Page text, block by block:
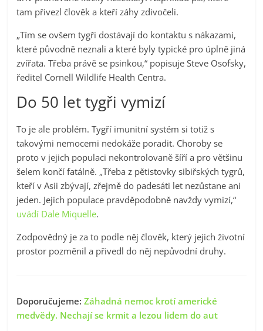
tam přivezl člověk a kteří záhy zdivočeli.
„Tím se ovšem tygři dostávají do kontaktu s nákazami,
které původně neznali a které byly typické pro úplně jiná
zvířata. Třeba právě se psinkou,“ popisuje Steve Osofsky,
ředitel Cornell Wildlife Health Centra.
Do 50 let tygři vymizí
To je ale problém. Tygří imunitní systém si totiž s
takovými nemocemi nedokáže poradit. Choroby se
proto v jejich populaci nekontrolovaně šíří a pro většinu
šelem končí fatálně. „Třeba z pětistovky sibiřských tygrů,
kteří v Asii zbývají, zřejmě do padesáti let nezůstane ani
jeden. Jejich populace pravděpodobně navždy vymizí,“
uvádí Dale Miquelle.
Zodpovědný je za to podle něj člověk, který jejich životní
prostor pozměnil a přivedl do něj nepůvodní druhy.
Doporučujeme:Záhadná nemoc krotí americké
medvědy. Nechají se krmit a lezou lidem do aut